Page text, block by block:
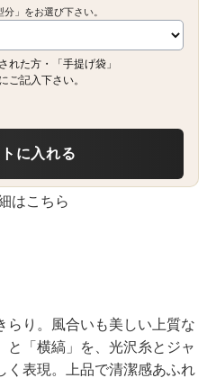
」をお選び下さい。
れた方・「手提げ袋」
ご記入下さい。
に入れる
はこちら
らり。風合いも美しい上質な
と「横縞」を、光沢糸とジャ
く表現。上品で清潔感あふれ